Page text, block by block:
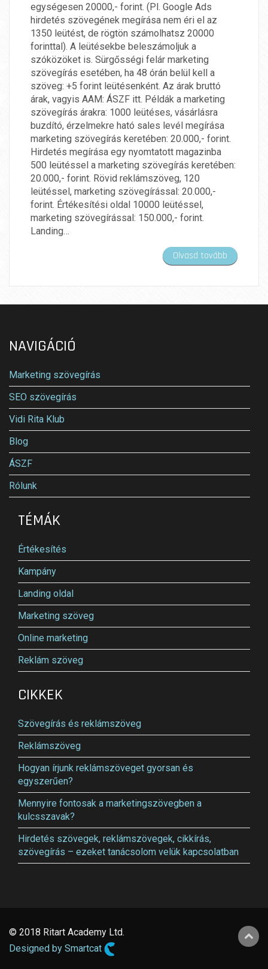
egységesen 20000,- forint. (Pl. Google Ads
hirdetés szövegének megírása nem éri el az
1350 leütést, de rögtön számolhatsz 20000
forinttal). A leütésekbe beleszámoljuk a
szóközöket is. Sürgősségi felár marketing
szövegírás esetében, ha 48 órán belül kell a
szöveg: +5 forint leütésenként. Az árak bruttó
árak, vagyis AAM: ÁSZF itt. Példák a marketing
szövegírás árakra: 1000 leütéses, vásárlásra
buzdító, érzelmekre ható sales levél megírása
marketing szövegírás keretében: 20.000,- forint.
Hirdetés megírása egy nyomtatott magazinba
500 leütéssel a marketing szövegírás keretében:
20.000,- forint. Rövid reklámszöveg, 120
leütéssel, marketing szövegírással: 20.000,-
forint. Értékesítési oldal 10000 leütéssel,
marketing szövegírással: 150.000,- forint.
Landing…
Olvasd tovább
NAVIGÁCIÓ
Marketing szövegírás
SEO szövegírás
Vidi Rita Klub
Blog
ÁSZF
Rólunk
TÉMÁK
Értékesítés
Kampány
Landing oldal
Marketing szöveg
Online marketing
Reklám szöveg
CIKKEK
Szövegírás és reklámszöveg
Reklámszöveg
Hogyan írjunk reklámszöveget gyorsan és
egyszerűen?
Mennyire fontosak a marketingszövegben a
kulcsszavak?
Hirdetés szövegek, reklámszövegek, cikkírás,
szövegírás – ezeket tanácsolom velük kapcsolatban
© 2018 Ritart Academy Ltd.
Designed by Smartcat